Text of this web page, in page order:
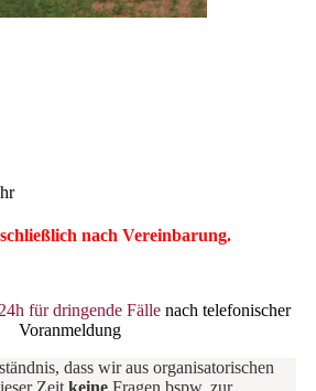
nach Vereinbarung.
für dringende Fälle nach telefonischer
Voranmeldung
dass wir aus organisatorischen
Zeit keineFragen bspw. zur